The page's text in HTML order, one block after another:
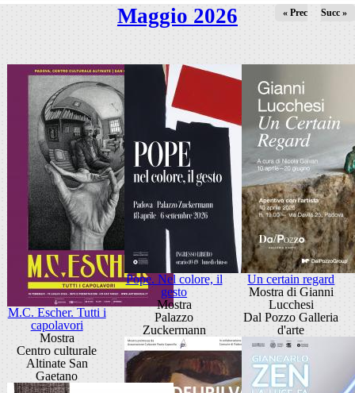
Maggio 2026 « Prec Succ »
M.C. Escher. Tutti i
capolavori
Mostra
Centro culturale
Altinate San
Gaetano
Pope. Nel colore, il
gesto
Mostra
Palazzo
Zuckermann
Un certain regard
Mostra di Gianni
Lucchesi
Dal Pozzo Galleria
d'arte